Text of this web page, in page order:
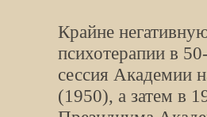
Крайне
психотерапии в
сессия Академии
(1950), а затем в